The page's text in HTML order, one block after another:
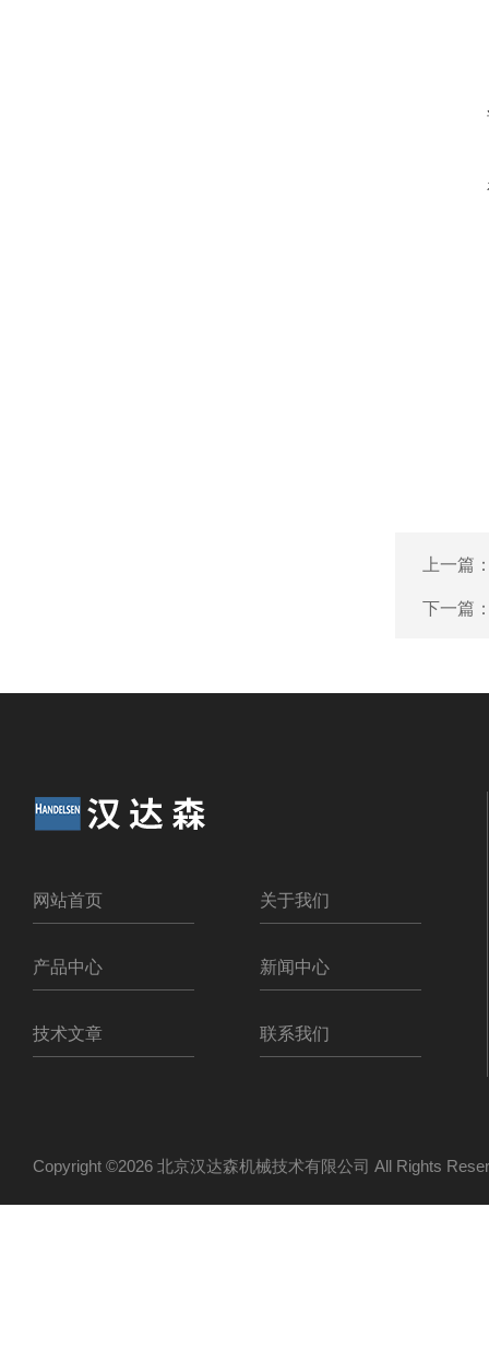
上一篇
下一篇
网站首页 关于我们
产品中心 新闻中心
技术文章 联系我们
Copyright ©2026 北京汉达森机械技术有限公司 All Rights